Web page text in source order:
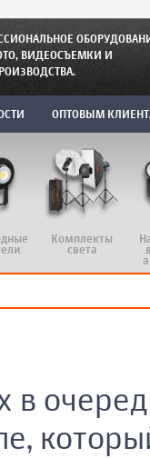
ВИДЕОСЪЕМКИ И
ОПТОВЫМ
Комплекты
света
в